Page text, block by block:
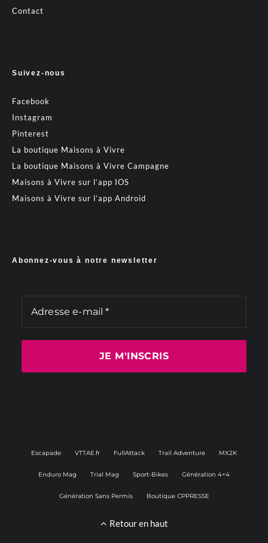
Contact
Suivez-nous
Facebook
Instagram
Pinterest
La boutique Maisons à Vivre
La boutique Maisons à Vivre Campagne
Maisons à Vivre sur l’app IOS
Maisons à Vivre sur l’app Android
Abonnez-vous à notre newsletter
Escapade VTTAE.fr FullAttack Trail Adventure MX2K
Enduro Mag Trial Mag Sport-Bikes Génération 4×4
Génération Sans Permis Boutique CPPRESSE
Retour en haut